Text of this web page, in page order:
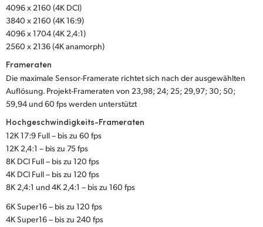
4096 x 2160 (4K DCI)
3840 x 2160 (4K 16:9)
4096 x 1704 (4K 2,4:1)
2560 x 2136 (4K anamorph)
Frameraten
Die maximale Sensor-Framerate richtet sich nach der ausgewählten
Auflösung. Projekt-Frameraten von 23,98; 24; 25; 29,97; 30; 50;
59,94 und 60 fps werden unterstützt
Hochgeschwindigkeits-Frameraten
12K 17:9 Full – bis zu 60 fps
12K 2,4:1 – bis zu 75 fps
8K DCI Full – bis zu 120 fps
4K DCI Full – bis zu 120 fps
8K 2,4:1 und 4K 2,4:1 – bis zu 160 fps
6K Super16 – bis zu 120 fps
4K Super16 – bis zu 240 fps